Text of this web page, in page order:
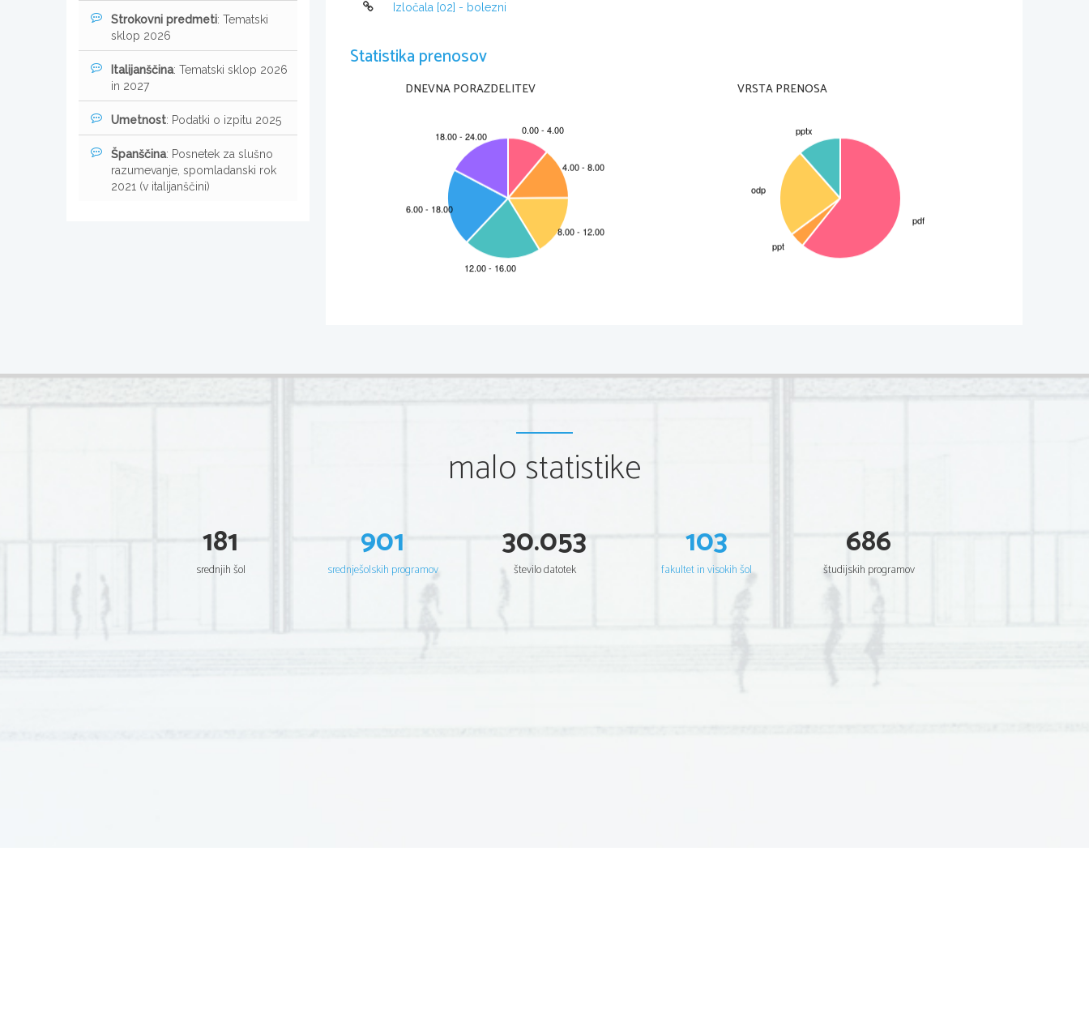
2. Zakaj črevo z eno samo odprtino, ni najboljša
lahko zgodi da
3. Kakšne so prednosti prebavila z dvema
odprtinama?
Živali skozi eno odprtino sprejemajo plen,skozi drugo pa se
znebijo
neprebavljenih ostankov, telo pa ima še čas da prebavi in
ostanke odvrže.
•
vsi preostali mnogoceličarji
SLIKA: prebavilo z dvema odprtinama
4. Zakaj je prebavni trakt del zunanjega okolja
Izločala [02] - bolezni
Statistika prenosov
DNEVNA PORAZDELITEV VRSTA PRENOSA
Strokovni predmeti: Tematski
sklop 2026
Italijanščina: Tematski sklop 2026
in 2027
Umetnost: Podatki o izpitu 2025
Španščina: Posnetek za slušno
razumevanje, spomladanski rok
2021 (v italijanščini)
malo statistike
181
srednjih šol
901
srednješolskih programov
30.053
število datotek
103
fakultet in visokih šol
686
študijskih programov